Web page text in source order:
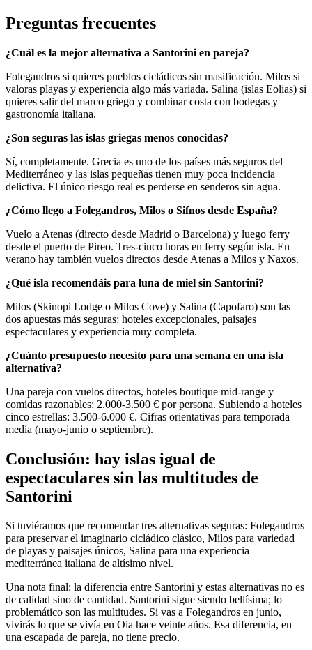
Preguntas frecuentes
¿Cuál es la mejor alternativa a Santorini en pareja?
Folegandros si quieres pueblos cicládicos sin masificación. Milos si
valoras playas y experiencia algo más variada. Salina (islas Eolias) si
quieres salir del marco griego y combinar costa con bodegas y
gastronomía italiana.
¿Son seguras las islas griegas menos conocidas?
Sí, completamente. Grecia es uno de los países más seguros del
Mediterráneo y las islas pequeñas tienen muy poca incidencia
delictiva. El único riesgo real es perderse en senderos sin agua.
¿Cómo llego a Folegandros, Milos o Sifnos desde España?
Vuelo a Atenas (directo desde Madrid o Barcelona) y luego ferry
desde el puerto de Pireo. Tres-cinco horas en ferry según isla. En
verano hay también vuelos directos desde Atenas a Milos y Naxos.
¿Qué isla recomendáis para luna de miel sin Santorini?
Milos (Skinopi Lodge o Milos Cove) y Salina (Capofaro) son las
dos apuestas más seguras: hoteles excepcionales, paisajes
espectaculares y experiencia muy completa.
¿Cuánto presupuesto necesito para una semana en una isla
alternativa?
Una pareja con vuelos directos, hoteles boutique mid-range y
comidas razonables: 2.000-3.500 € por persona. Subiendo a hoteles
cinco estrellas: 3.500-6.000 €. Cifras orientativas para temporada
media (mayo-junio o septiembre).
Conclusión: hay islas igual de
espectaculares sin las multitudes de
Santorini
Si tuviéramos que recomendar tres alternativas seguras: Folegandros
para preservar el imaginario cicládico clásico, Milos para variedad
de playas y paisajes únicos, Salina para una experiencia
mediterránea italiana de altísimo nivel.
Una nota final: la diferencia entre Santorini y estas alternativas no es
de calidad sino de cantidad. Santorini sigue siendo bellísima; lo
problemático son las multitudes. Si vas a Folegandros en junio,
vivirás lo que se vivía en Oia hace veinte años. Esa diferencia, en
una escapada de pareja, no tiene precio.